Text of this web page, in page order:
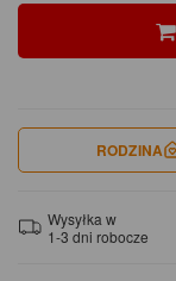
RODZINA
Wysyłka w
1-3 dni robocze